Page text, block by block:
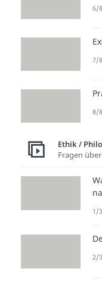
viele
in
6/
7/
8/
Ethik /
Fragen
1/
2/